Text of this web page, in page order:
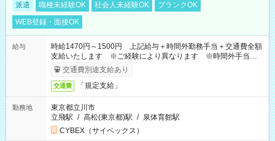
派遣 職種未経験OK 社会人未経験OK
ブランクOK
WEB登録・面接OK
給与
時給1470円～1500円 上記給与＋時間外勤務手当＋交通費全額
支給いたします ※ご経験により異なります ※時間外手当はお
時給の1.25倍です！
交通費別途支給あり
交通費 「規定支給」
勤務地
東京都立川市
立飛駅 / 高松(東京都)駅 / 泉体育館駅
CYBEX（サイベックス）